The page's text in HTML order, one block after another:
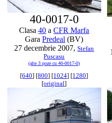
40-0017-0
Clasa40 aCFR Marfa
GaraPredeal (BV)
27 decembrie 2007,Stefan
Puscasu
(alte 3 poze cu 40-0017-0)
[640] [800] [1024] [1280]
[original]